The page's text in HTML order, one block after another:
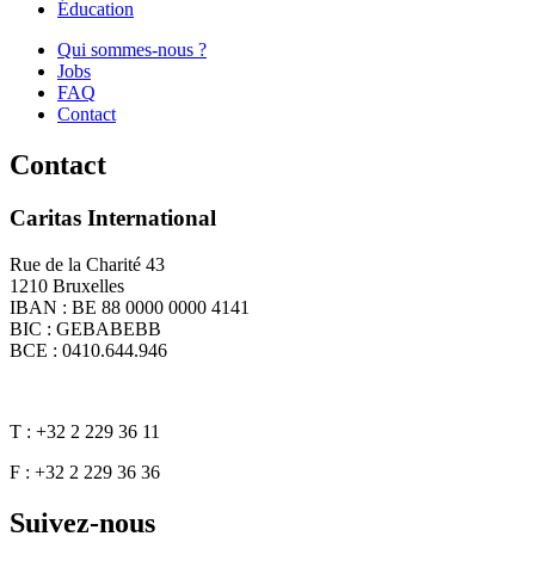
Éducation
Qui sommes-nous ?
Jobs
FAQ
Contact
Contact
Caritas International
Rue de la Charité 43
1210 Bruxelles
IBAN : BE 88 0000 0000 4141
BIC : GEBABEBB
BCE : 0410.644.946
T : +32 2 229 36 11
F : +32 2 229 36 36
Suivez-nous